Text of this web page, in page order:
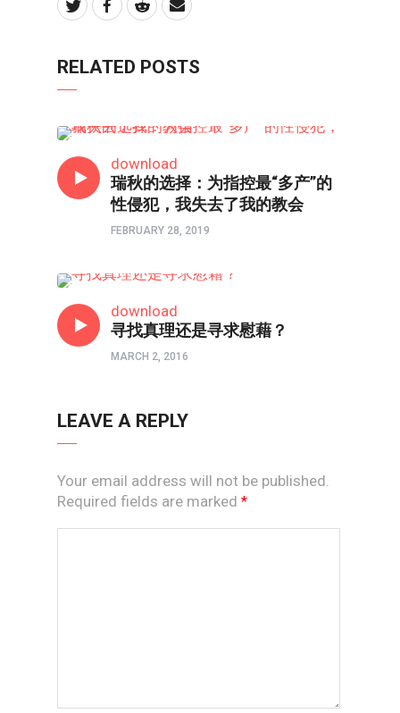
RELATED POSTS
download
瑞秋的选择：为指控最“多产”的
性侵犯，我失去了我的教会
FEBRUARY 28, 2019
download
寻找真理还是寻求慰藉？
MARCH 2, 2016
LEAVE A REPLY
Your email address will not be published.
Required fields are marked *